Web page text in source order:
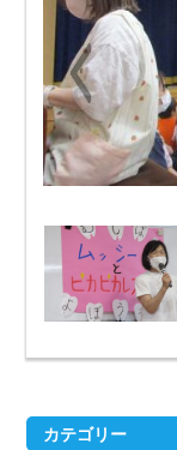
カテゴリー